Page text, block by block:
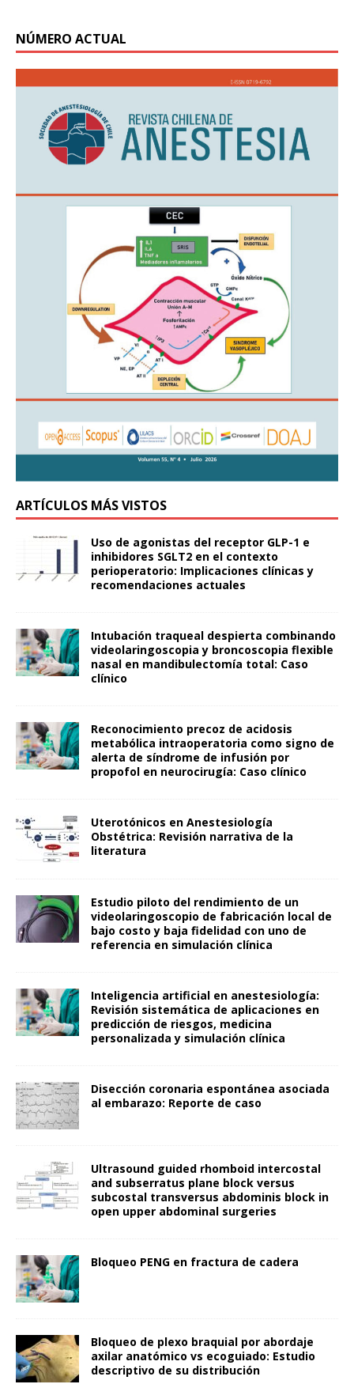
NÚMERO ACTUAL
ARTÍCULOS MÁS VISTOS
Uso de agonistas del receptor GLP-1 e
inhibidores SGLT2 en el contexto
perioperatorio: Implicaciones clínicas y
recomendaciones actuales
Intubación traqueal despierta combinando
videolaringoscopia y broncoscopia flexible
nasal en mandibulectomía total: Caso
clínico
Reconocimiento precoz de acidosis
metabólica intraoperatoria como signo de
alerta de síndrome de infusión por
propofol en neurocirugía: Caso clínico
Uterotónicos en Anestesiología
Obstétrica: Revisión narrativa de la
literatura
Estudio piloto del rendimiento de un
videolaringoscopio de fabricación local de
bajo costo y baja fidelidad con uno de
referencia en simulación clínica
Inteligencia artificial en anestesiología:
Revisión sistemática de aplicaciones en
predicción de riesgos, medicina
personalizada y simulación clínica
Disección coronaria espontánea asociada
al embarazo: Reporte de caso
Ultrasound guided rhomboid intercostal
and subserratus plane block versus
subcostal transversus abdominis block in
open upper abdominal surgeries
Bloqueo PENG en fractura de cadera
Bloqueo de plexo braquial por abordaje
axilar anatómico vs ecoguiado: Estudio
descriptivo de su distribución